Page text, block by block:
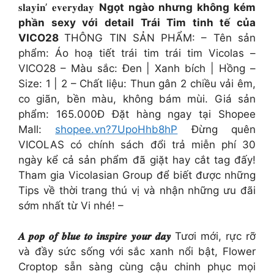
𝐬𝐥𝐚𝐲𝐢𝐧’ 𝐞𝐯𝐞𝐫𝐲𝐝𝐚𝐲 Ngọt ngào nhưng không kém
phần sexy với detail Trái Tim tinh tế của
VICO28THÔNG TIN SẢN PHẨM: – Tên sản
phẩm: Áo hoạ tiết trái tim trái tim Vicolas –
VICO28 – Màu sắc: Đen | Xanh bích | Hồng –
Size: 1 | 2 – Chất liệu: Thun gân 2 chiều vải êm,
co giãn, bền màu, không bám mùi. Giá sản
phẩm: 165.000Đ Đặt hàng ngay tại Shopee
Mall: shopee.vn?7UpoHhb8hP Đừng quên
VICOLAS có chính sách đổi trả miễn phí 30
ngày kể cả sản phẩm đã giặt hay cắt tag đấy!
Tham gia Vicolasian Group để biết được những
Tips về thời trang thú vị và nhận những ưu đãi
sớm nhất từ Vi nhé! –
𝑨 𝒑𝒐𝒑 𝒐𝒇 𝒃𝒍𝒖𝒆 𝒕𝒐 𝒊𝒏𝒔𝒑𝒊𝒓𝒆 𝒚𝒐𝒖𝒓 𝒅𝒂𝒚 Tươi mới, rực rỡ
và đầy sức sống với sắc xanh nổi bật, Flower
Croptop sẵn sàng cùng cậu chinh phục mọi